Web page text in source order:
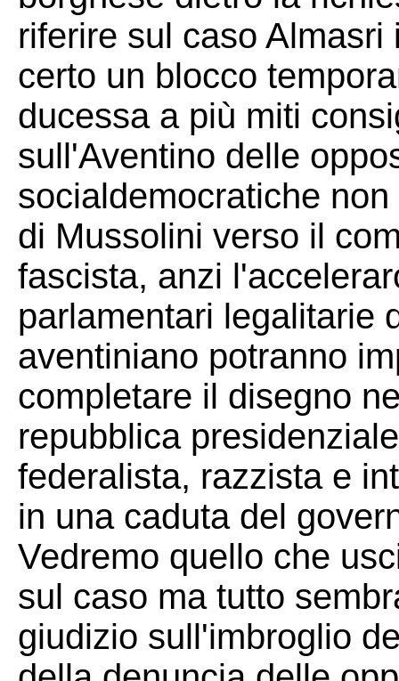
riferire sul caso
certo un blocco
ducessa a più miti
sull'Aventino delle
socialdemocratiche
di Mussolini verso il
fascista, anzi
parlamentari legalitarie
aventiniano potranno
completare il disegno
repubblica
federalista, razzista e
in una caduta del
Vedremo quello che
sul caso ma tutto
giudizio sull'imbroglio